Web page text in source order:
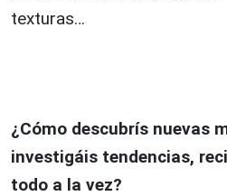
texturas…
¿Cómo descubrís nuevas
investigáis tendencias,
todo a la vez?